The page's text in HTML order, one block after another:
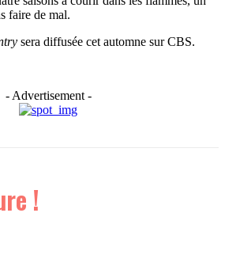
faire de mal.
sera diffusée cet automne sur CBS.
- Advertisement -
!